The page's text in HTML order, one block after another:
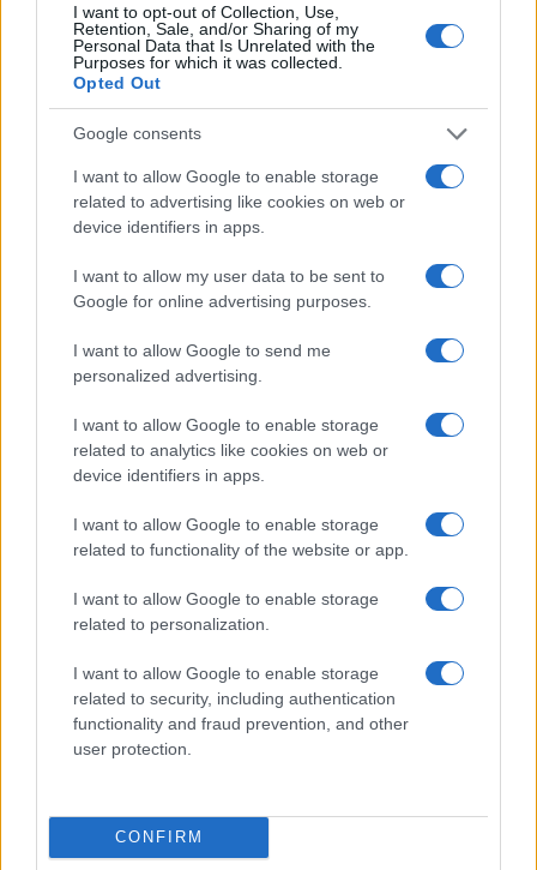
I want to opt-out of Collection, Use,
Retention, Sale, and/or Sharing of my
Personal Data that Is Unrelated with the
Purposes for which it was collected.
Opted Out
Google consents
I want to allow Google to enable storage
related to advertising like cookies on web or
device identifiers in apps.
I want to allow my user data to be sent to
Google for online advertising purposes.
I want to allow Google to send me
personalized advertising.
I want to allow Google to enable storage
related to analytics like cookies on web or
device identifiers in apps.
I want to allow Google to enable storage
related to functionality of the website or app.
I want to allow Google to enable storage
related to personalization.
I want to allow Google to enable storage
related to security, including authentication
functionality and fraud prevention, and other
user protection.
CONFIRM
Continua a leggere
energetica nel 2026
Linda Pellegrini · 8 Ago 2026
FOCUS PMI